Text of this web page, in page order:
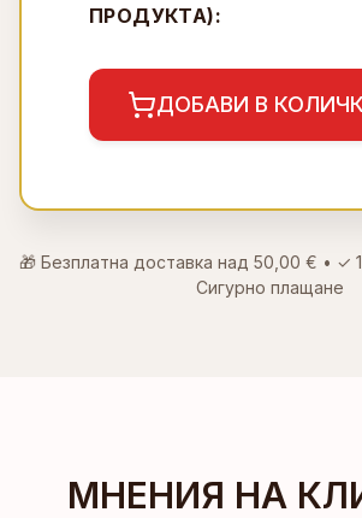
ПРОДУКТА):
ДОБАВИ В
🎁 Безплатна доставка над 50,00 € • ✓
Сигурно плащане
МНЕНИЯ НА